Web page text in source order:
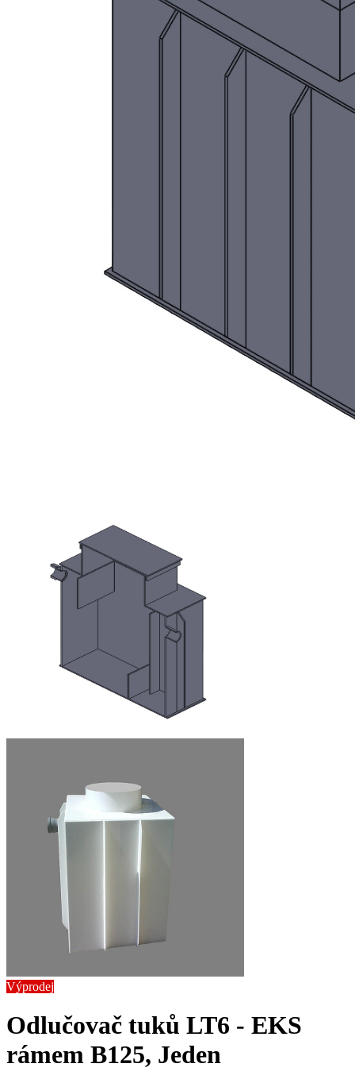
Výprodej
Odlučovač tuků LT6 - EKS
rámem B125, Jeden